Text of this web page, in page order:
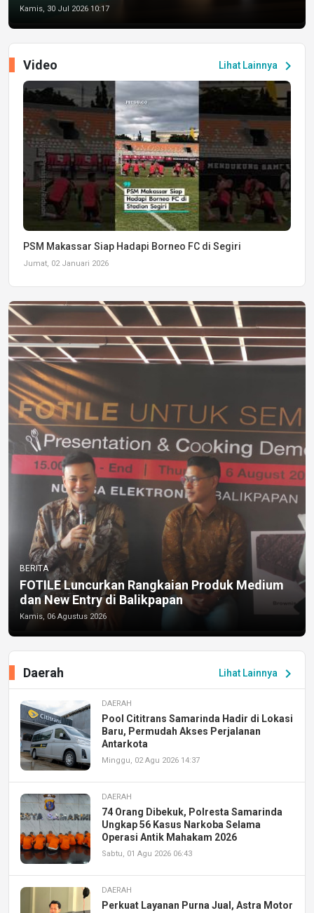
Kamis, 30 Jul 2026 10:17
Lihat Lainnya chevron_right
Video
PSM Makassar Siap Hadapi Borneo FC di Segiri
Jumat, 02 Januari 2026
BERITA
FOTILE Luncurkan Rangkaian Produk Medium
dan New Entry di Balikpapan
Kamis, 06 Agustus 2026
Lihat Lainnya chevron_right
Daerah
DAERAH
Pool Cititrans Samarinda Hadir di Lokasi
Baru, Permudah Akses Perjalanan
Antarkota
Minggu, 02 Agu 2026 14:37
DAERAH
74 Orang Dibekuk, Polresta Samarinda
Ungkap 56 Kasus Narkoba Selama
Operasi Antik Mahakam 2026
Sabtu, 01 Agu 2026 06:43
DAERAH
Perkuat Layanan Purna Jual, Astra Motor